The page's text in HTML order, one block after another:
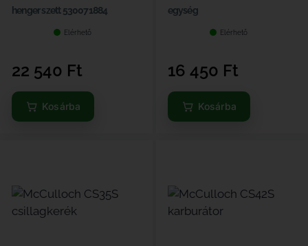
henger szett 530071884
Elérhető
22 540 Ft
Kosárba
egység
Elérhető
16 450 Ft
Kosárba